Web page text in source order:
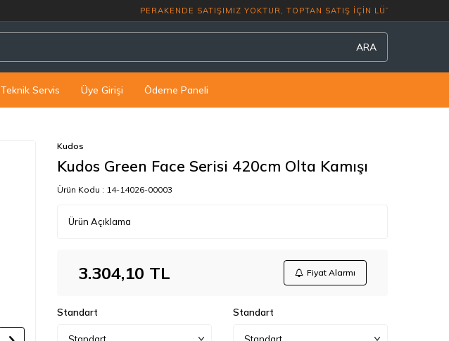
PERAKENDE SATIŞIMIZ YOKTUR, TOPTAN
ARA
Teknik Servis Üye Girişi Ödeme Paneli
Kudos
Kudos Green Face Serisi 420cm Olta Kamışı
Ürün Kodu : 14-14026-00003
Ürün Açıklama
3.304,10 TL Fiyat Alarmı
Standart Standart